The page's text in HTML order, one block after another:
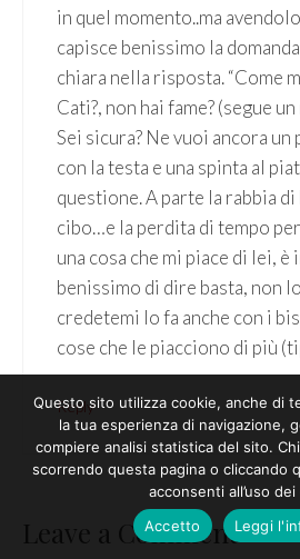
in quel momento..ma
capisce benissimo la
chiara nella risposta. “Come
Cati?, non hai fame? (segue
Sei sicura? Ne vuoi ancora un
con la testa e una spinta al
questione. A parte la rabbia
cibo…e la perdita di tempo
una cosa che mi piace di lei, è
benissimo di dire basta, non
credetemi lo fa anche con i
cose che le piacciono di più
Reply
Leave a Comment
Questo sito utilizza cookie, anche di
la tua esperienza di navigazione,
compiere analisi statistica del sito.
scorrendo questa pagina o cliccando
acconsenti all’uso
Accetto
Leggi